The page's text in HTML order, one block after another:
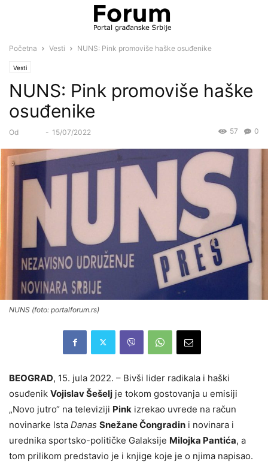
Početna Vesti NUNS: Pink promoviše haške osuđenike
Vesti
NUNS: Pink promoviše haške
osuđenike
Od - 15/07/2022 0
57
NUNS (foto: portalforum.rs)
BEOGRAD, 15. jula 2022. – Bivši lider radikala i haški
osuđenik Vojislav Šešelj je tokom gostovanja u emisiji
„Novo jutro“ na televiziji Pink izrekao uvrede na račun
novinarke lsta Danas Snežane Čongradin i novinara i
urednika sportsko-političke Galaksije Milojka Pantića, a
tom prilikom predstavio je i knjige koje je o njima napisao.